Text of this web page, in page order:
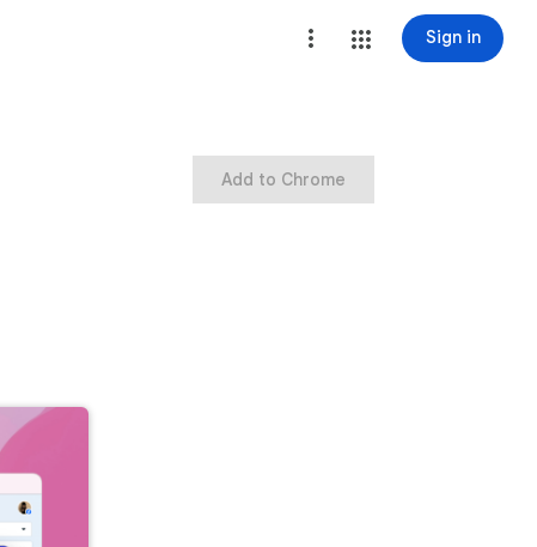
Sign in
Add to Chrome